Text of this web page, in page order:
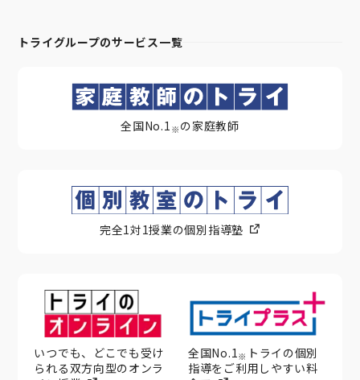
トライグループのサービス一覧
全国No.1 ※ の家庭教師
完全1対1授業の個別指導塾
いつでも、どこでも受け
られる双方向型のオンラ
全国No.1※ トライの個別
指導をご利用しやすい料